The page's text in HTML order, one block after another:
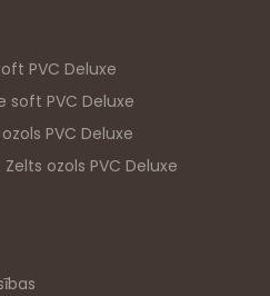
PVC Deluxe
soft PVC Deluxe
PVC Deluxe
ozols PVC Deluxe